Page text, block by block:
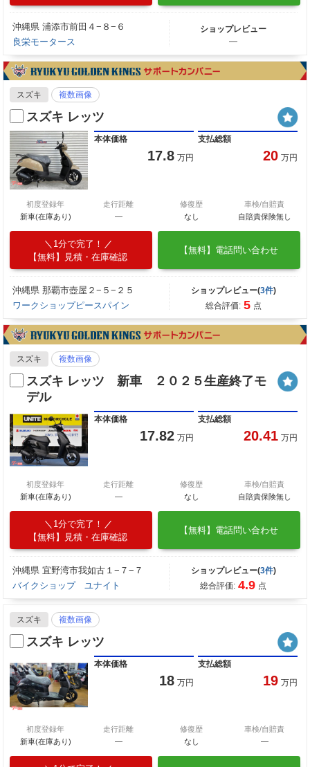
沖縄県 浦添市前田４−８−６
良栄モータース
ショップレビュー
―
スズキ 複数画像
スズキ レッツ
本体価格
17.8 万円
支払総額
20 万円
初度登録年
新車(在庫あり)
走行距離
―
修復歴
なし
車検/自賠責
自賠責保険無し
1分で完了！
【無料】見積・在庫確認
【無料】電話問い合わせ
沖縄県 那覇市壺屋２−５−２５
ワークショップピースパイン
ショップレビュー(3件)
総合評価: 5 点
スズキ 複数画像
スズキ レッツ 新車 ２０２５生産終了モ
デル
本体価格
17.82 万円
支払総額
20.41 万円
初度登録年
新車(在庫あり)
走行距離
―
修復歴
なし
車検/自賠責
自賠責保険無し
1分で完了！
【無料】見積・在庫確認
【無料】電話問い合わせ
沖縄県 宜野湾市我如古１−７−７
バイクショップ ユナイト
ショップレビュー(3件)
総合評価: 4.9 点
スズキ 複数画像
スズキ レッツ
本体価格
18 万円
支払総額
19 万円
初度登録年
新車(在庫あり)
走行距離
―
修復歴
なし
車検/自賠責
―